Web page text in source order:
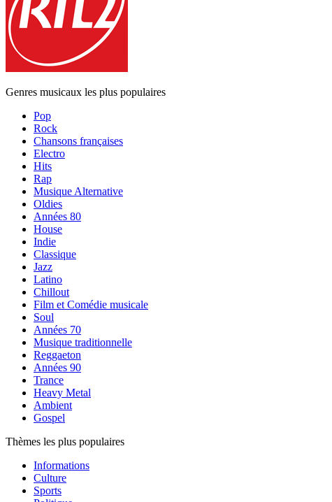
Genres musicaux les plus populaires
Pop
Rock
Chansons françaises
Electro
Hits
Rap
Musique Alternative
Oldies
Années 80
House
Indie
Classique
Jazz
Latino
Chillout
Film et Comédie musicale
Soul
Années 70
Musique traditionnelle
Reggaeton
Années 90
Trance
Heavy Metal
Ambient
Gospel
Thèmes les plus populaires
Informations
Culture
Sports